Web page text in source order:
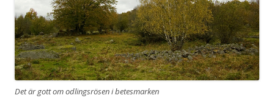
Det är gott om odlingsrösen i betesmarken